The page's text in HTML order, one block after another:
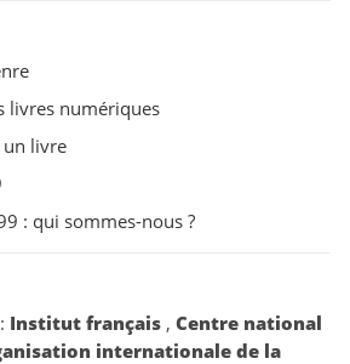
livres numériques
livre
: qui sommes-nous ?
Institut français , Centre national
internationale de la